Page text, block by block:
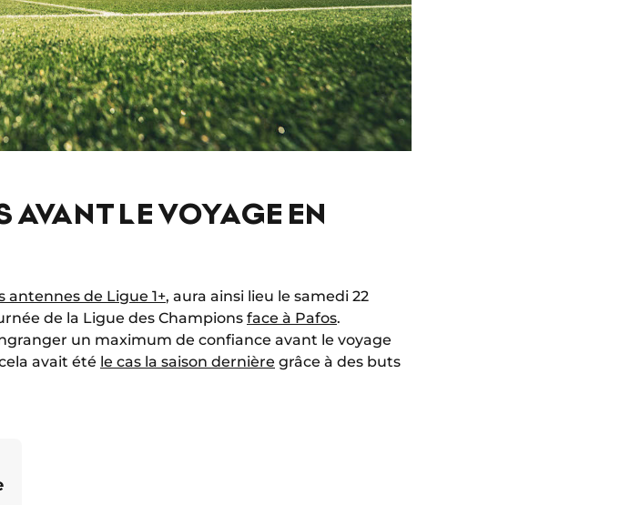
LE VOYAGE EN
antennes de Ligue 1+, aura ainsi lieu le samedi 22
de la Ligue des Champions face à Pafos.
un maximum de confiance avant le voyage
avait été le cas la saison dernière grâce à des buts